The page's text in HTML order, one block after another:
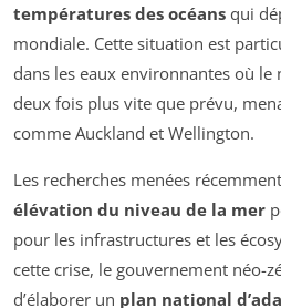
températures des océans qui
mondiale. Cette situation est
dans les eaux environnantes où
deux fois plus vite que prévu,
comme Auckland et Wellington.
Les recherches menées
élévation du niveau de la mer
pour les infrastructures et les
cette crise, le gouvernement néo-
d’élaborer un plan national